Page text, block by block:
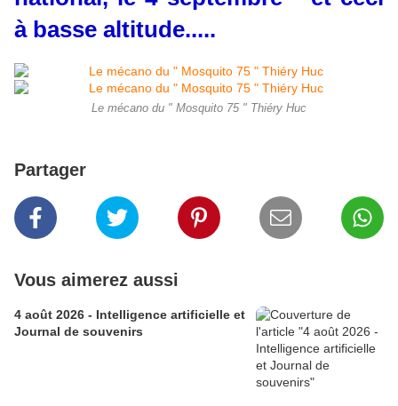
à basse altitude.....
Le mécano du " Mosquito 75 " Thiéry Huc
Partager
Vous aimerez aussi
4 août 2026 - Intelligence artificielle et
Journal de souvenirs